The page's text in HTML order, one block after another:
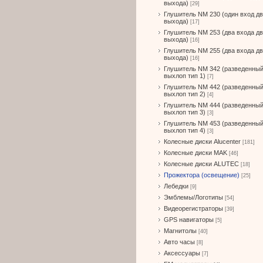
выхода) [29]
Глушитель NM 230 (один вход
выхода) [17]
Глушитель NM 253 (два входа
выхода) [16]
Глушитель NM 255 (два входа
выхода) [16]
Глушитель NM 342 (разведенный
выхлоп тип 1) [7]
Глушитель NM 442 (разведенный
выхлоп тип 2) [4]
Глушитель NM 444 (разведенный
выхлоп тип 3) [3]
Глушитель NM 453 (разведенный
выхлоп тип 4) [3]
Колесные диски Alucenter [181]
Колесные диски MAK [46]
Колесные диски ALUTEC [18]
Прожектора (освещение) [25]
Лебедки [9]
Эмблемы/Логотипы [54]
Видеорегистраторы [39]
GPS навигаторы [5]
Магнитолы [40]
Авто часы [8]
Аксессуары [7]